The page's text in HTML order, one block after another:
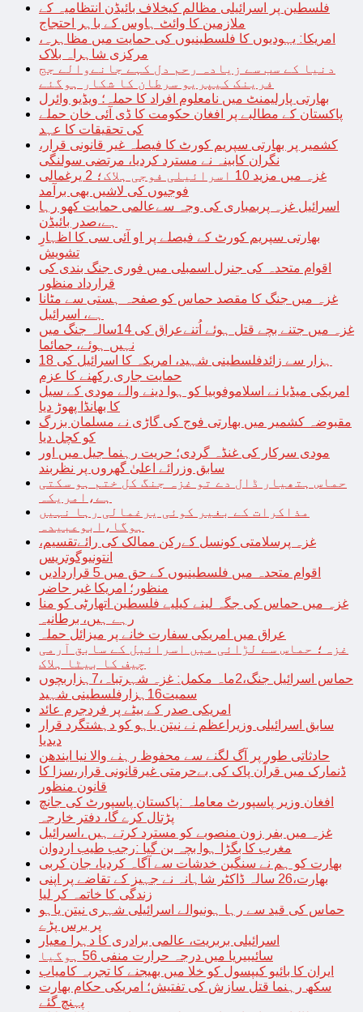
فلسطین پر اسرائیلی مظالم کیخلاف بائیڈن انتظامیہ کے
ملازمین کا وائٹ ہاوس کے باہر احتجاج
امریکا: یہودیوں کا فلسطینیوں کی حمایت میں مظاہرہ،
مرکزی شاہراہ بلاک
دنیا کے سب سے زیادہ رحم دل کہے جانےوالے جج
فرینک کیپریو سرطان کا شکار ہوگئے
بھارتی پارلیمنٹ میں نامعلوم افراد کا حملہ؛ ویڈیو وائرل
پاکستان کے مطالبے پر افغان حکومت کا ڈی آئی خان حملے
کی تحقیقات کا عہد
کشمیر پر بھارتی سپریم کورٹ کا فیصلہ غیر قانونی قرار،
نگران کابینہ نے مسترد کردیا، مرتضی سولنگی
غزہ میں مزید 10 اسرائیلی فوجی ہلاک؛ 2 یرغمالی
فوجیوں کی لاشیں بھی برآمد
اسرائیل غزہ پربمباری کی وجہ سےعالمی حمایت کھو رہا
ہے،صدر بائیڈن
بھارتی سپریم کورٹ کے فیصلے پر او آئی سی کا اظہارِ
تشویش
اقوام متحدہ کی جنرل اسمبلی میں فوری جنگ بندی کی
قرارداد منظور
غزہ میں جنگ کا مقصد حماس کو صفحہ ہستی سے مٹانا
ہے، اسرائیل
غزہ میں جتنے بچے قتل ہوئے اُتنےعراق کی 14سالہ جنگ میں
نہیں ہوئے، جمائما
18 ہزار سے زائدفلسطینی شہید، امریکہ کا اسرائیل کی
حمایت جاری رکھنے کا عزم
امریکی میڈیا نے اسلاموفوبیا کو ہوا دینے والے مودی کے سیل
کا بھانڈا پھوڑ دیا
مقبوضہ کشمیر میں بھارتی فوج کی گاڑی نے مسلمان بزرگ
کو کچل دیا
مودی سرکار کی غنڈہ گردی؛ حریت رہنما جیل میں اور
سابق وزرائے اعلیٰ گھروں پر نظربند
حماس ہتھیار ڈال دے تو غزہ جنگ کل ختم ہو سکتی
ہے،امریکہ
مذاکرات کے بغیر کوئی یرغمالی رہا نہیں
ہوگا،ابوعبیدہ
غزہ پرسلامتی کونسل کےرکن ممالک کی رائےتقسیم،
انتونیوگوتریس
اقوام متحدہ میں فلسطینیوں کے حق میں 5 قراردادیں
منظور؛ امریکا غیر حاضر
غزہ میں حماس کی جگہ لینے کیلیے فلسطین اتھارٹی کو منا
رہے ہیں، برطانیہ
عراق میں امریکی سفارت خانے پر میزائل حملہ
غزہ؛ حماس سے لڑائی میں اسرائیل کے سابق آرمی
چیف کا بیٹا ہلاک
حماس اسرائیل جنگ،2ماہ مکمل: غزہ شہرتباہ،7ہزاربچوں
سمیت16ہزارفلسطینی شہید
امریکی صدر کے بیٹے پر فردجرم عائد
سابق اسرائیلی وزیراعظم نے نیتن یاہو کو دہشتگرد قرار
دیدیا
حادثاتی طور پر آگ لگنے سے محفوظ رہنے والا نیا ایندھن
ڈنمارک میں قرآن پاک کی بےحرمتی غیرقانونی قرار،سزا کا
قانون منظور
افغان وزیر پاسپورٹ معاملہ :پاکستان پاسپورٹ کی جانچ
پڑتال کرے گا، دفتر خارجہ
غزہ میں بفر زون منصوبے کو مسترد کرتے ہیں ،اسرائیل
مغرب کا بگڑا ہوا بچہ بن گیا :رجب طیب اردوان
بھارت کو ہم نے سنگین خدشات سے آگاہ کردیا، جان کربی
بھارت،26 سالہ ڈاکٹر شاہانہ نے جہیز کے تقاضے پر اپنی
زندگی کا خاتمہ کر لیا
حماس کی قید سے رہا ہونیوالے اسرائیلی شہری نیتن یاہو
پر برس پڑے
اسرائیلی بربریت، عالمی برادری کا دہرا معیار
سائیبیریا میں درجہ حرارت منفی 56 ہوگیا
ایران کا بائیو کیپسول کو خلا میں بھیجنے کا تجربہ کامیاب
سکھ رہنما قتل سازش کی تفتیش؛ امریکی حکام بھارت
پہنچ گئے